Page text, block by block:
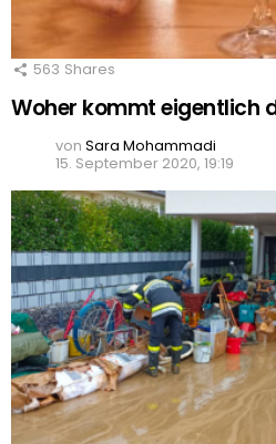
563 Shares
Woher kommt eigentlich
von Sara Mohammadi
15. September 2020, 19:19